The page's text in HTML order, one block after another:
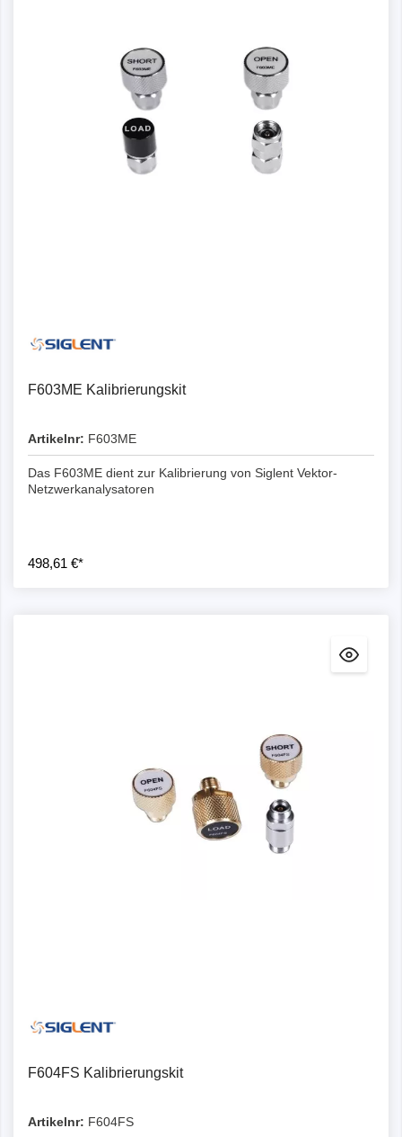
F603ME Kalibrierungskit
Artikelnr: F603ME
Das F603ME dient zur Kalibrierung von Siglent Vektor-
Netzwerkanalysatoren
498,61 €*
F604FS Kalibrierungskit
Artikelnr: F604FS